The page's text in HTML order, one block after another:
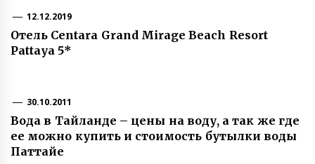
12.12.2019
Отель Centara Grand Mirage Beach Resort
Pattaya 5*
30.10.2011
Вода в Тайланде – цены на воду, а так же где
ее можно купить и стоимость бутылки воды
Паттайе